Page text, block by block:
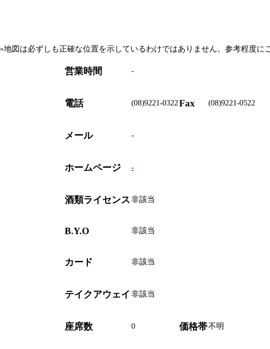
»地図は必ずしも正確な位置を示しているわけではありません。参考程度に
営業時間 -
電話 (08)9221-0322Fax (08)9221-0522
メール -
ホームページ -
酒類ライセンス 非該当
B.Y.O 非該当
カード 非該当
テイクアウェイ 非該当
座席数 0 価格帯不明